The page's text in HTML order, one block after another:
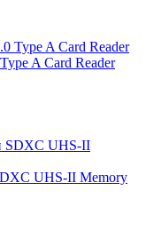
A Card Reader
UHS-II Memory